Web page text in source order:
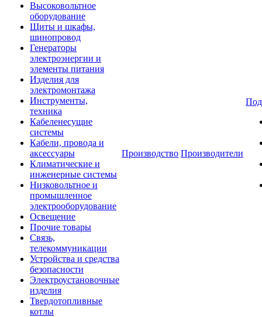
Высоковольтное
оборудование
Щиты и шкафы,
шинопровод
Генераторы
электроэнергии и
элементы питания
Изделия для
электромонтажа
Инструменты,
техника
Кабеленесущие
системы
Кабели, провода и
аксессуары
Климатические и
инженерные системы
Низковольтное и
промышленное
электрооборудование
Освещение
Прочие товары
Связь,
телекоммуникации
Устройства и средства
безопасности
Электроустановочные
изделия
Твердотопливные
котлы
Производство Производители